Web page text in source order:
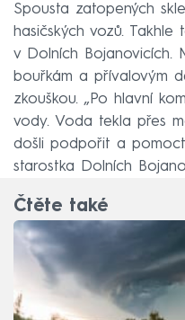
Spousta zatopených
hasičských vozů.
v Dolních Bojanovicích.
bouřkám a přívalovým
zkouškou. „Po hlavní
vody. Voda tekla přes
došli podpořit a
starostka Dolních
Čtěte také